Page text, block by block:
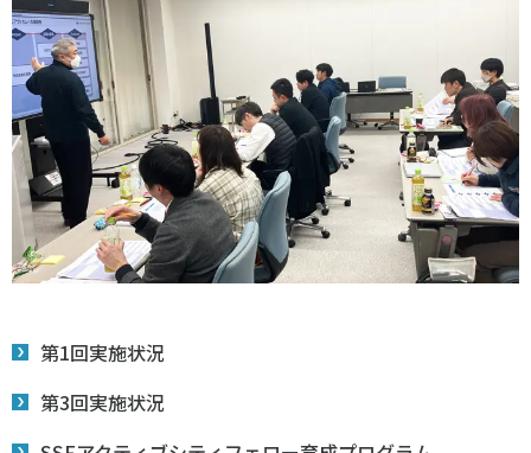
第1回実施状況
第3回実施状況